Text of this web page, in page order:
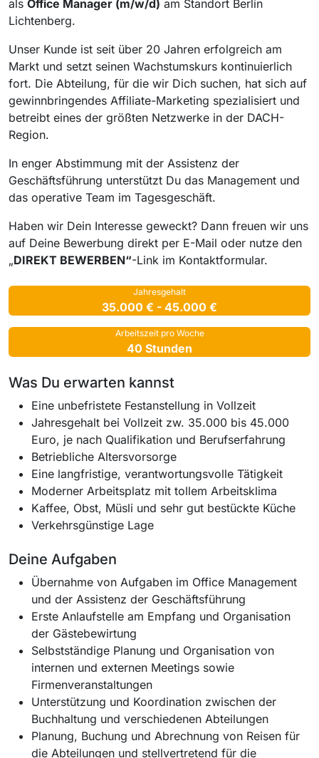
als Office Manager (m/w/d) am Standort Berlin
Lichtenberg.
Unser Kunde ist seit über 20 Jahren erfolgreich am
Markt und setzt seinen Wachstumskurs kontinuierlich
fort. Die Abteilung, für die wir Dich suchen, hat sich auf
gewinnbringendes Affiliate-Marketing spezialisiert und
betreibt eines der größten Netzwerke in der DACH-
Region.
In enger Abstimmung mit der Assistenz der
Geschäftsführung unterstützt Du das Management und
das operative Team im Tagesgeschäft.
Haben wir Dein Interesse geweckt? Dann freuen wir uns
auf Deine Bewerbung direkt per E-Mail oder nutze den
„DIREKT BEWERBEN“-Link im Kontaktformular.
Jahresgehalt
35.000 € - 45.000 €
Arbeitszeit pro Woche
40 Stunden
Was Du erwarten kannst
Eine unbefristete Festanstellung in Vollzeit
Jahresgehalt bei Vollzeit zw. 35.000 bis 45.000
Euro, je nach Qualifikation und Berufserfahrung
Betriebliche Altersvorsorge
Eine langfristige, verantwortungsvolle Tätigkeit
Moderner Arbeitsplatz mit tollem Arbeitsklima
Kaffee, Obst, Müsli und sehr gut bestückte Küche
Verkehrsgünstige Lage
Deine Aufgaben
Übernahme von Aufgaben im Office Management
und der Assistenz der Geschäftsführung
Erste Anlaufstelle am Empfang und Organisation
der Gästebewirtung
Selbstständige Planung und Organisation von
internen und externen Meetings sowie
Firmenveranstaltungen
Unterstützung und Koordination zwischen der
Buchhaltung und verschiedenen Abteilungen
Planung, Buchung und Abrechnung von Reisen für
die Abteilungen und stellvertretend für die